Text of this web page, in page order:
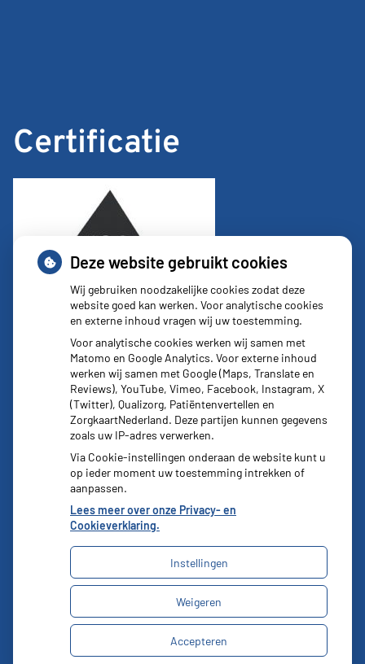
Certificatie
Uw Zorg Online|Beheer
Bezoek
onze
facebook
pagina
Cookie-instellingen
Voorwaarden
Deze website gebruikt cookies
Wij gebruiken noodzakelijke cookies zodat deze
website goed kan werken. Voor analytische cookies
en externe inhoud vragen wij uw toestemming.
Voor analytische cookies werken wij samen met
Matomo en Google Analytics. Voor externe inhoud
werken wij samen met Google (Maps, Translate en
Reviews), YouTube, Vimeo, Facebook, Instagram, X
(Twitter), Qualizorg, Patiëntenvertellen en
ZorgkaartNederland. Deze partijen kunnen gegevens
zoals uw IP-adres verwerken.
Via Cookie-instellingen onderaan de website kunt u
op ieder moment uw toestemming intrekken of
aanpassen.
Lees meer over onze Privacy- en
Cookieverklaring.
Instellingen
Weigeren
Accepteren